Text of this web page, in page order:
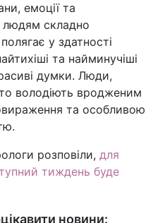
емоції та
людям складно
у здатності
та найминучіші
думки. Люди,
володіють вродженим
та особливою
розповіли, для
тиждень буде
новини: